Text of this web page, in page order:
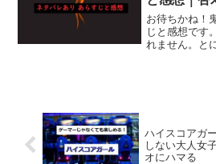
た
お待ちかね！
じと感想です
れません。と
ハイスコアガ
しない大人女
オにハマる